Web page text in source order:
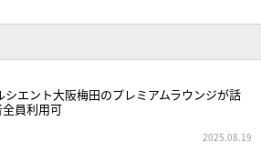
シエント大阪梅田のプレミアムラウンジが話
員利用可
2025.08.19